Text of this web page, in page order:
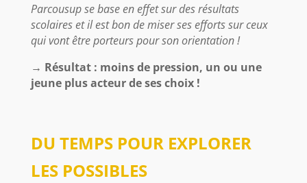
Parcousup se base en effet sur des résultats
scolaires et il est bon de miser ses efforts sur ceux
qui vont être porteurs pour son orientation !
→ Résultat : moins de pression, un ou une
jeune plus acteur de ses choix !
DU TEMPS POUR EXPLORER
LES POSSIBLES